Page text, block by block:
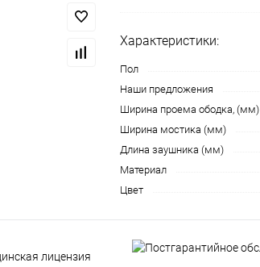
Характеристики:
Пол
Наши предложения
Ширина проема ободка, (мм)
Ширина мостика (мм)
Длина заушника (мм)
Материал
Цвет